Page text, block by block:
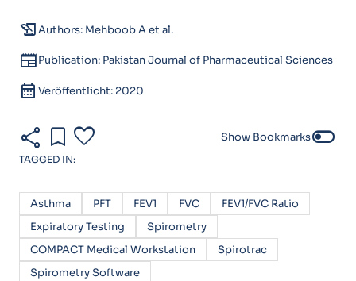
history_eduAuthors: Mehboob A et al.
newspaperPublication: Pakistan Journal of Pharmaceutical Sciences
calendar_month Veröffentlicht: 2020
share bookmark favorite Show Bookmarkstoggle_off
TAGGED IN:
Asthma PFT FEV1 FVC
FEV1/FVC Ratio
Expiratory Testing
Spirometry
COMPACT Medical Workstation
Spirotrac
Spirometry Software